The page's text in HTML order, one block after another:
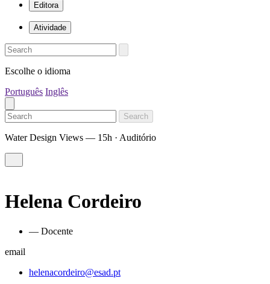
Editora
Atividade
Escolhe o idioma
Português Inglês
Search
Water Design Views — 15h · Auditório
Helena Cordeiro
— Docente
email
helenacordeiro@esad.pt